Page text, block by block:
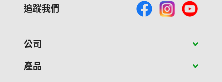
追蹤我們
公司
關於Vivitek
產品